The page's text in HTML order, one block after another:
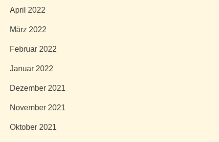
April 2022
März 2022
Februar 2022
Januar 2022
Dezember 2021
November 2021
Oktober 2021